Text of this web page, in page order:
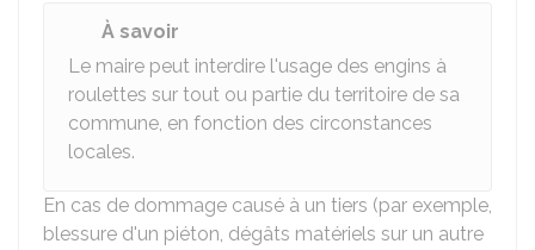
À savoir
Le maire peut interdire l'usage des engins à
roulettes sur tout ou partie du territoire de sa
commune, en fonction des circonstances
locales.
En cas de dommage causé à un tiers (par exemple,
blessure d'un piéton, dégâts matériels sur un autre